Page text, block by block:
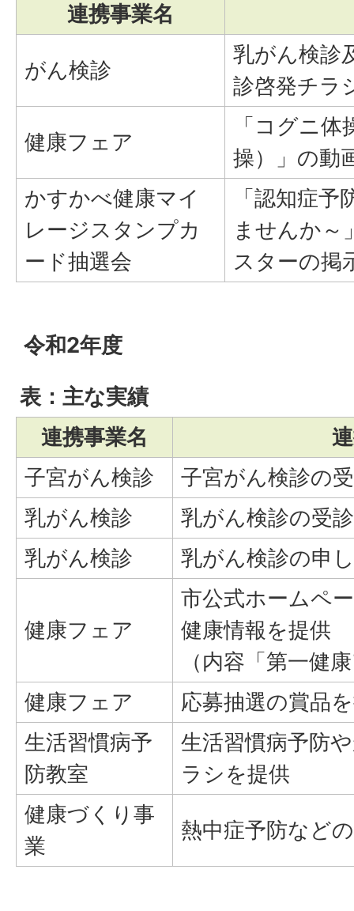
連携事業名
がん検診
乳がん検診
診啓発チラ
健康フェア
「コグニ
操）」の動
かすかべ健康マイ
レージスタンプカ
ード抽選会
「認知症
ませんか～
スターの掲
令和2年度
表：主な実績
連携事業名
子宮がん検診
子宮がん検診の
乳がん検診
乳がん検診の受
乳がん検診
乳がん検診の申
健康フェア
市公式ホームペ
健康情報を提供
（内容「第一健
健康フェア
応募抽選の賞品
生活習慣病予
防教室
生活習慣病予防
ラシを提供
健康づくり事
業
熱中症予防など